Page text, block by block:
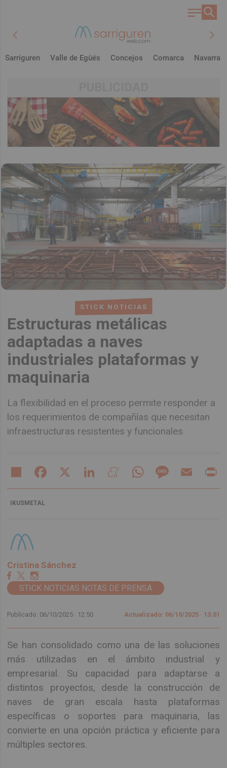
chevron_left chevron_right
Sarriguren Valle de Egüés Concejos Comarca Navarra
STICK NOTICIAS
Estructuras metálicas
adaptadas a naves
industriales plataformas y
maquinaria
La flexibilidad en el proceso permite responder a
los requerimientos de compañías que necesitan
infraestructuras resistentes y funcionales
Share Facebook LinkedIn MeneameWhatsAppMessageEmail
IKUSMETAL
Cristina Sánchez
STICK NOTICIAS NOTAS DE PRENSA
Publicado: 06/10/2025 · 12:50 Actualizado: 06/10/2025 · 13:01
Se han consolidado como una de las soluciones
más utilizadas en el ámbito industrial y
empresarial. Su capacidad para adaptarse a
distintos proyectos, desde la construcción de
naves de gran escala hasta plataformas
específicas o soportes para maquinaria, las
convierte en una opción práctica y eficiente para
múltiples sectores.